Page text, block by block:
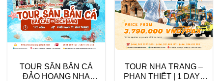
TOUR SĂN BẮN CÁ
ĐẢO HOANG NHA
TOUR NHA TRANG –
PHAN THIẾT | 1 DAY |